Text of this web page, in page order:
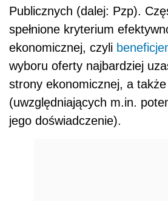
Publicznych (dalej: Pzp).
spełnione kryterium
ekonomicznej, czyli
wyboru oferty najbardziej
strony ekonomicznej, a
(uwzględniających m.in.
jego doświadczenie).